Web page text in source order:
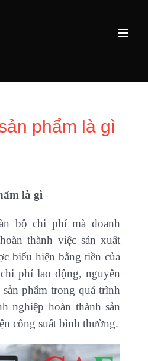
phẩm là gì
là gì
bộ chi phí mà doanh
thành việc sản xuất
biểu hiện bằng tiền của
phí lao động, nguyên
phẩm trong quá trình
nghiệp hoàn thành sản
công suất bình thường.